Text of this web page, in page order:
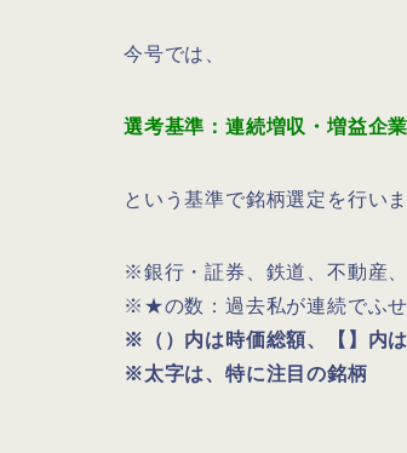
今号では、
選考基準：連続増収・増益企
という基準で銘柄選定を行いま
※銀行・証券、鉄道、不動産
※★の数：過去私が連続でふ
※（）内は時価総額、【】内
※太字は、特に注目の銘柄